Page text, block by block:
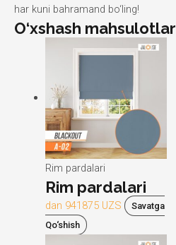
har kuni bahramand bo‘ling!
O‘xshash mahsulotlar
Rim pardalari
Rim pardalari
dan 941875 UZS
Savatga
Qo‘shish